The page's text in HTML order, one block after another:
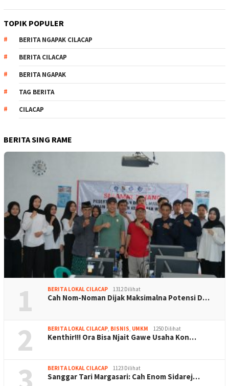
TOPIK POPULER
BERITA NGAPAK CILACAP
BERITA CILACAP
BERITA NGAPAK
TAG BERITA
CILACAP
BERITA SING RAME
1 BERITA LOKAL CILACAP 1312 Dilihat
Cah Nom-Noman Dijak Maksimalna Potensi D…
2 BERITA LOKAL CILACAP, BISNIS, UMKM 1250 Dilihat
Kenthir!!! Ora Bisa Njait Gawe Usaha Kon…
BERITA LOKAL CILACAP 1123 Dilihat
Sanggar Tari Margasari: Cah Enom Sidarej…